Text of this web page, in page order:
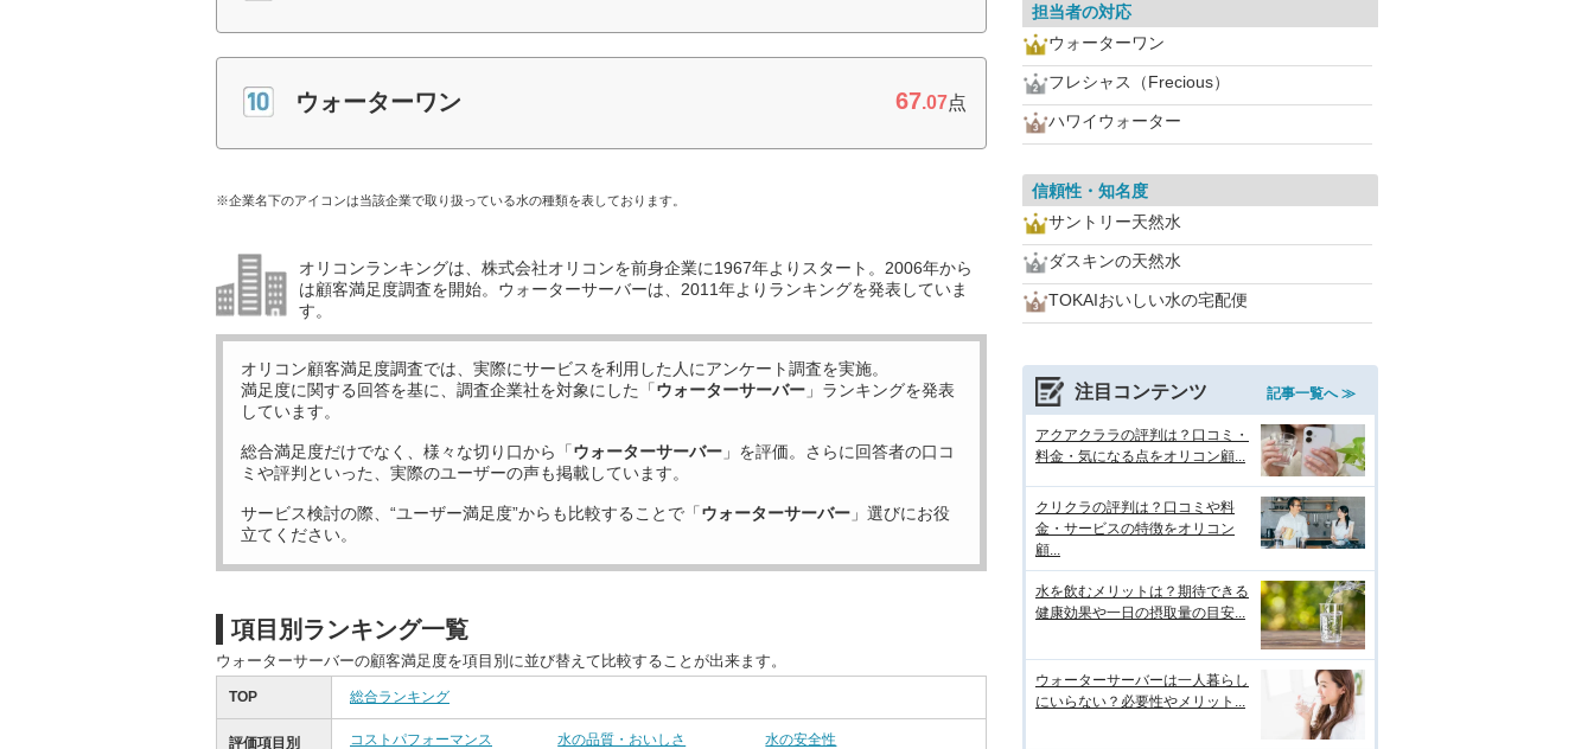
ウォーターワン 67.07点
※企業名下のアイコンは当該企業で取り扱っている水の種類を表しております。
オリコンランキングは、株式会社オリコンを前身企業に1967年よりスタート。2006年から
は顧客満足度調査を開始。ウォーターサーバーは、2011年よりランキングを発表していま
す。
オリコン顧客満足度調査では、実際にサービスを利用した 人にアンケート調査を実施。
満足度に関する回答を基に、調査企業社を対象にした「ウォーターサーバー 」ランキングを発表
しています。
総合満足度だけでなく、様々な切り口から「ウォーターサーバー 」を評価。さらに回答者の口コ
ミや評判といった、実際のユーザーの声も掲載しています。
サービス検討の際、“ユーザー満足度”からも比較することで「ウォーターサーバー 」選びにお役
立てください。
項目別ランキング一覧
ウォーターサーバーの顧客満足度を項目別に並び替えて比較することが出来ます。
TOP 総合ランキング
評価項目別
コストパフォーマンス 水の品質・おいしさ
水の安全性
担当者の対応
ウォーターワン
フレシャス（Frecious）
ハワイウォーター
信頼性・知名度
サントリー天然水
ダスキンの天然水
TOKAIおいしい水の宅配便
注目コンテンツ 記事一覧へ ≫
アクアクララの評判は？口コミ・
料金・気になる点をオリコン顧...
クリクラの評判は？口コミや料
金・サービスの特徴をオリコン
顧...
水を飲むメリットは？期待できる
健康効果や一日の摂取量の目安...
ウォーターサーバーは一人暮らし
にいらない？必要性やメリット...